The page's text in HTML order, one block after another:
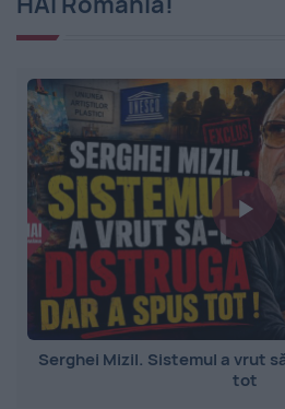
Serghei Mizil. Sistemul a vrut
tot